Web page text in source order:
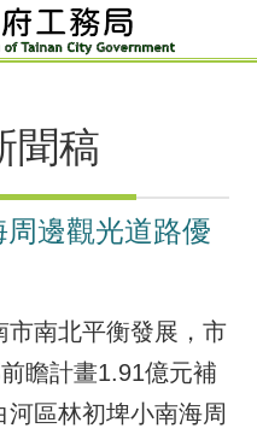
聞稿
邊觀光道路優
市南北平衡發展，市
瞻計畫1.91億元補
區林初埤小南海周